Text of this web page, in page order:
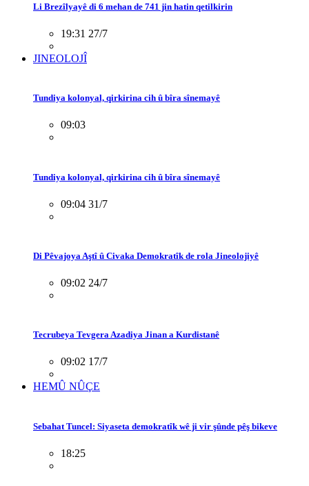
Li Brezîlyayê di 6 mehan de 741 jin hatin qetilkirin
19:31 27/7
JINEOLOJÎ
Tundiya kolonyal, qirkirina cih û bîra sînemayê
09:03
Tundiya kolonyal, qirkirina cih û bîra sînemayê
09:04 31/7
Di Pêvajoya Aştî û Civaka Demokratîk de rola Jineolojiyê
09:02 24/7
Tecrubeya Tevgera Azadiya Jinan a Kurdistanê
09:02 17/7
HEMÛ NÛÇE
Sebahat Tuncel: Siyaseta demokratîk wê ji vir şûnde pêş bikeve
18:25